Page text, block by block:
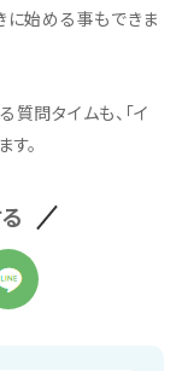
に始める事もできま
問タイムも、「イ
。